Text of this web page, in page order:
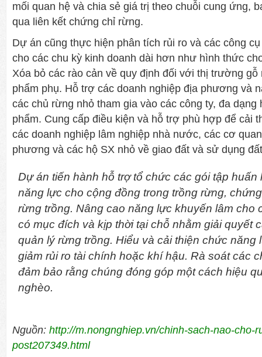
mối quan hệ và chia sẻ giá trị theo chuỗi cung ứng,
qua liên kết chứng chỉ rừng.
Dự án cũng thực hiện phân tích rủi ro và các công
cho các chu kỳ kinh doanh dài hơn như hình thức
Xóa bỏ các rào cản về quy định đối với thị trường gỗ
phẩm phụ. Hỗ trợ các doanh nghiệp địa phương và
các chủ rừng nhỏ tham gia vào các công ty, đa
phẩm. Cung cấp điều kiện và hỗ trợ phù hợp để cải
các doanh nghiệp lâm nghiệp nhà nước, các cơ
phương và các hộ SX nhỏ về giao đất và sử dụng
Dự án tiến hành hỗ trợ tổ chức các gói tập huấn
năng lực cho cộng đồng trong trồng rừng,
rừng trồng. Nâng cao năng lực khuyến lâm cho
có mục đích và kịp thời tại chỗ nhằm giải quyết
quản lý rừng trồng. Hiểu và cải thiện chức năng
giảm rủi ro tài chính hoặc khí hậu. Rà soát các
đảm bảo rằng chúng đóng góp một cách hiệu
nghèo.
Nguồn: http://m.nongnghiep.vn/chinh-sach-nao-cho-
post207349.html